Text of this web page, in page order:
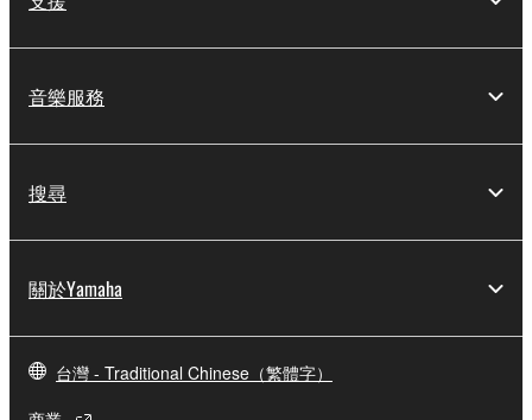
音樂服務
搜尋
關於Yamaha
台灣 - Traditional Chinese（繁體字）